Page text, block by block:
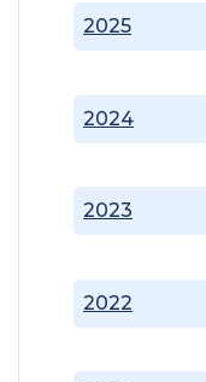
2022
2023
2024
2025